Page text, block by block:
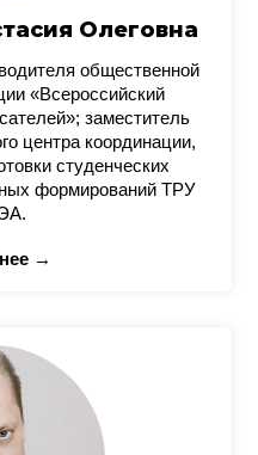
Олеговна
общественной
«Всероссийский
заместитель
центра координации,
студенческих
формирований ТРУ
→